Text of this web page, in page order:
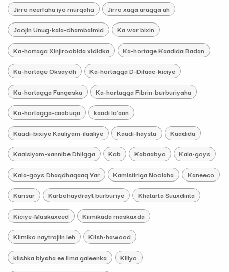
Jirro neerfaha iyo murqaha Jirro xaga aragga ah
Joojin Unug-kala-dhambalmid Ka war bixin
Ka-hortaga Xinjiroobida xididka Ka-hortage Kaadida Badan
Ka-hortage Oksaydh Ka-hortagga D-Difaac-kiciye
Ka-hortagga Fangaska Ka-hortagga Fibrin-burburiyaha
Ka-hortagga-caabuqa kaadi la’aan
Kaadi-bixiye Kaaliyam-ilaaliye Kaadi-haysta Kaadida
Kaalsiyam-xannibe Dhiigga Kab Kabaabyo Kala-goys
Kala-goys Dhaqdhaqaaq Yar Kamistiriga Noolaha Kaneeco
Kansar Karbohaydrayt burburiye Khatarta Suuxdinta
Kiciye-Maskaxeed Kiimikada maskaxda
Kiimiko naytrojiin leh Kiish-hawood
kiishka biyaha ee ilma galeenka Kiliyo